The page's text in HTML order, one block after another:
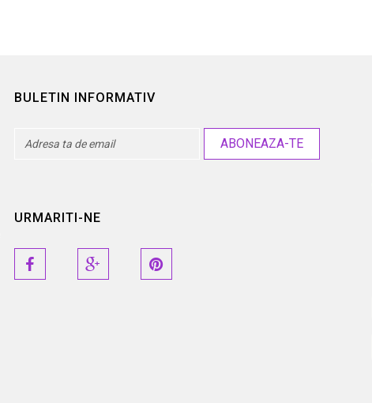
BULETIN INFORMATIV
ABONEAZA-TE
URMARITI-NE